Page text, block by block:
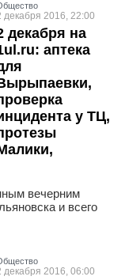
декабря 2016, 22:00
декабря на
аптека
у ТЦ,
вечерним
и всего
декабря 2016, 06:00